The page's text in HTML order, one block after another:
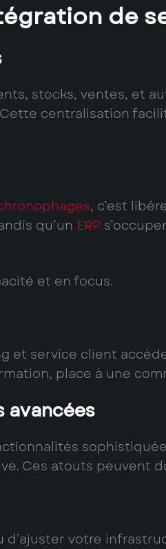
de
stocks, ventes, et
centralisation
, c’est
qu’un ERP
et en focus.
et service client
place à une
avancées
Ces atouts
votre